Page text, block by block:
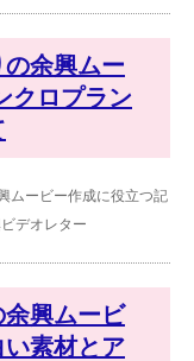
の余興ムー
クロプラン
ムービー作成に役立つ記
デオレター
興ムービ
い素材とア